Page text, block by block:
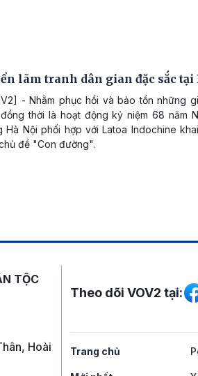
lãm tranh dân gian đặc sắc tại
- Nhằm phục hồi và bảo tồn những
thời là hoạt động kỷ niệm 68 năm
Hà Nội phối hợp với Latoa Indochine
đề "Con đường".
TỘC
Hoài
Mạng xã
Theo dõi VOV2 tại:
Trang chủ